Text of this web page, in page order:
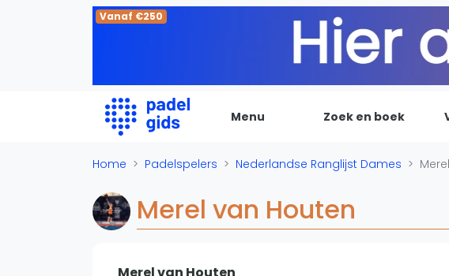
Vanaf €250
Menu
De Padel Gids
Alle padel locaties
Padelwinkels
Organisatie
Padel
Zoek en boek
Home Padelspelers Nederlandse Ranglijst Dames
Merel van Houten